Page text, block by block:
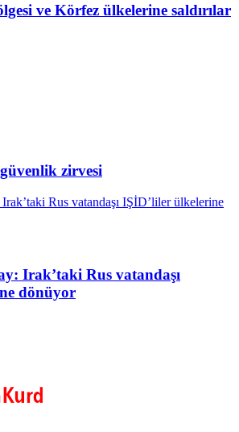
ve Körfez ülkelerine saldırılar
zirvesi
Irak’taki Rus vatandaşı
dönüyor